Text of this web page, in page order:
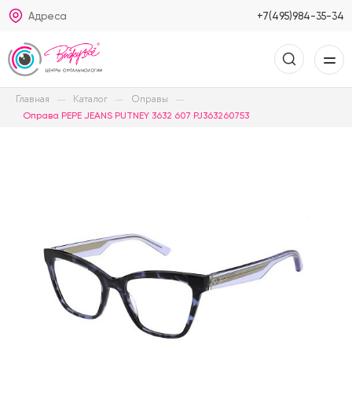
Адреса +7(495)984-35-34
Главная Каталог Оправы
Оправа PEPE JEANS PUTNEY 3632 607 PJ363260753